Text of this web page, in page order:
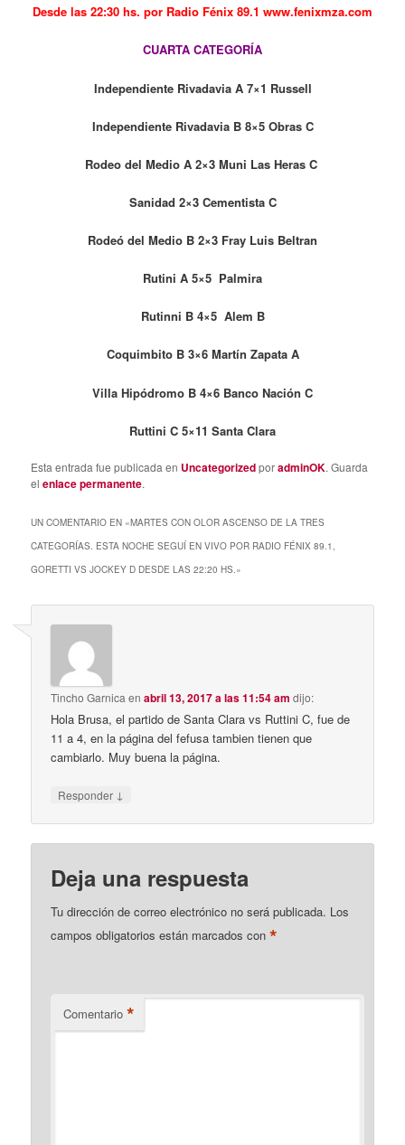
Desde las 22:30 hs. por Radio Fénix 89.1 www.fenixmza.com
CUARTA CATEGORÍA
Independiente Rivadavia A 7×1 Russell
Independiente Rivadavia B 8×5 Obras C
Rodeo del Medio A 2×3 Muni Las Heras C
Sanidad 2×3 Cementista C
Rodeó del Medio B 2×3 Fray Luis Beltran
Rutini A 5×5 Palmira
Rutinni B 4×5 Alem B
Coquimbito B 3×6 Martín Zapata A
Villa Hipódromo B 4×6 Banco Nación C
Ruttini C 5×11 Santa Clara
Esta entrada fue publicada en UncategorizedporadminOK. Guarda
elenlace permanente.
UN COMENTARIO EN «MARTES CON OLOR ASCENSO DE LA TRES
CATEGORÍAS. ESTA NOCHE SEGUÍ EN VIVO POR RADIO FÉNIX 89.1,
GORETTI VS JOCKEY D DESDE LAS 22:20 HS.»
Tincho Garnica enabril 13, 2017 a las 11:54 am dijo:
Hola Brusa, el partido de Santa Clara vs Ruttini C, fue de
11 a 4, en la página del fefusa tambien tienen que
cambiarlo. Muy buena la página.
Responder ↓
Deja una respuesta
Tu dirección de correo electrónico no será publicada. Los
campos obligatorios están marcados con*
Comentario *